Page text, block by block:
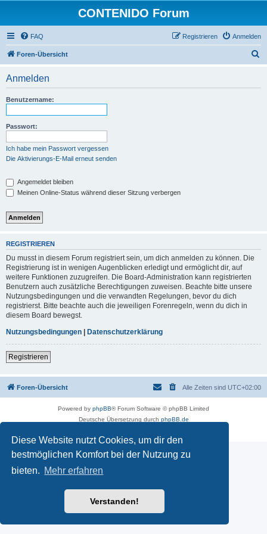
Diese Website nutzt Cookies, um dir den
bestmöglichen Komfort bei der Nutzung zu
bieten. Mehr erfahren
Verstanden!
CONTENIDO Forum
FAQ Anmelden
Registrieren
Foren-Übersicht
Anmelden
Benutzername:
Passwort:
Ich habe mein Passwort vergessen
Die Aktivierungs-E-Mail erneut senden
Angemeldet bleiben
Meinen Online-Status während dieser Sitzung verbergen
REGISTRIEREN
Du musst in diesem Forum registriert sein, um dich anmelden zu können. Die
Registrierung ist in wenigen Augenblicken erledigt und ermöglicht dir, auf
weitere Funktionen zuzugreifen. Die Board-Administration kann registrierten
Benutzern auch zusätzliche Berechtigungen zuweisen. Beachte bitte unsere
Nutzungsbedingungen und die verwandten Regelungen, bevor du dich
registrierst. Bitte beachte auch die jeweiligen Forenregeln, wenn du dich in
diesem Board bewegst.
Nutzungsbedingungen | Datenschutzerklärung
Registrieren
Foren-Übersicht Alle Zeiten sind UTC+02:00
Powered by phpBB® Forum Software © phpBB Limited
Deutsche Übersetzung durch phpBB.de